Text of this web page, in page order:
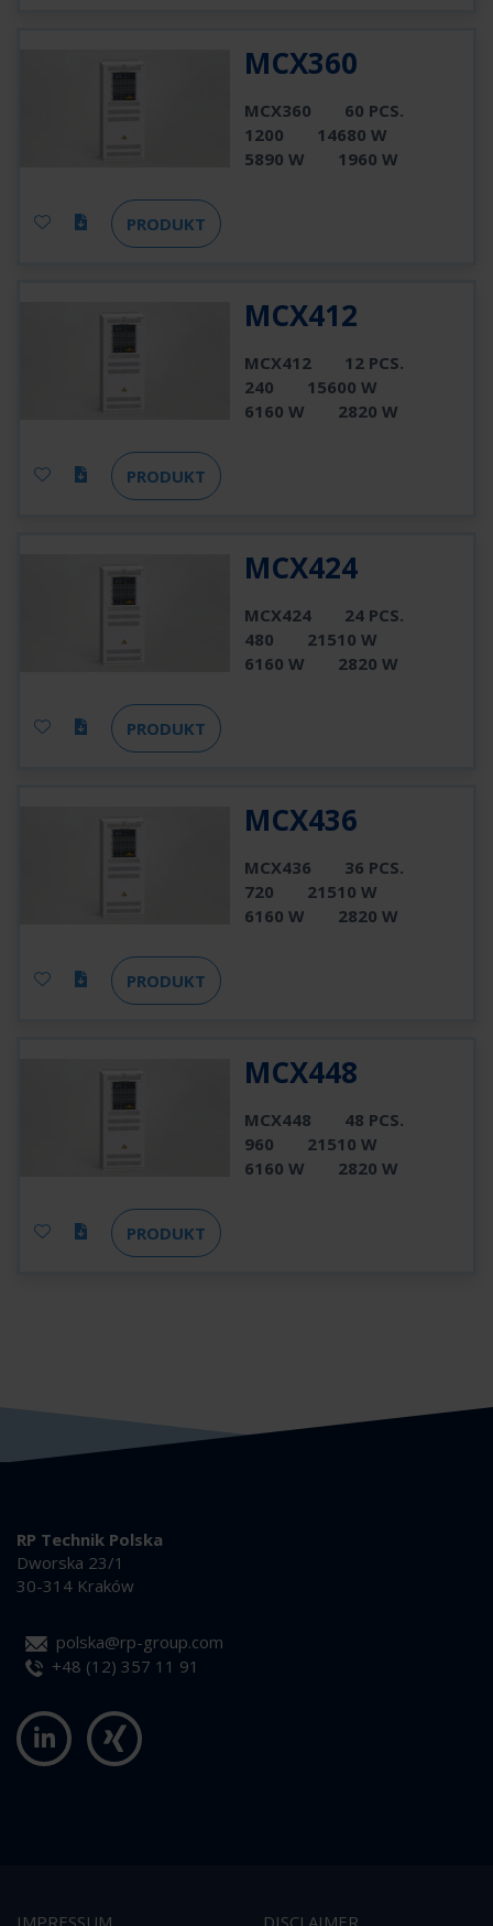
MCX360
MCX360
60 PCS.
1200
14680 W
5890 W
1960 W
PRODUKT
MCX412
MCX412
12 PCS.
240
15600 W
6160 W
2820 W
PRODUKT
MCX424
MCX424
24 PCS.
480
21510 W
6160 W
2820 W
PRODUKT
MCX436
MCX436
36 PCS.
720
21510 W
6160 W
2820 W
PRODUKT
MCX448
MCX448
48 PCS.
960
21510 W
6160 W
2820 W
PRODUKT
RP Technik Polska
Dworska 23/1
30-314 Kraków
polska@rp-group.com
+48 (12) 357 11 91
IMPRESSUM DISCLAIMER